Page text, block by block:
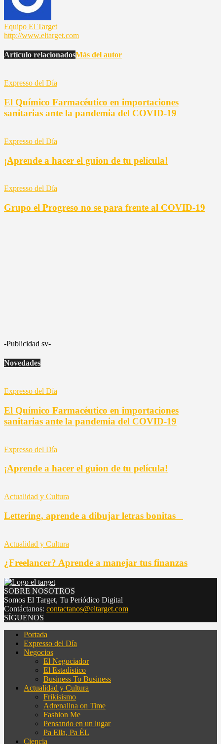
Equipo El Target
http://www.eltarget.com
Artículo relacionadosMás del autor
Expresso del Día
El Químico Farmacéutico en importaciones
sanitarias ante la pandemia del COVID-19
Expresso del Día
¡Aprende a hacer el guion de tu película!
Expresso del Día
Grupo el Progreso no se para frente al COVID-19
-Publicidad sv-
Novedades
Expresso del Día
El Químico Farmacéutico en importaciones
sanitarias ante la pandemia del COVID-19
Expresso del Día
¡Aprende a hacer el guion de tu película!
Actualidad y Cultura
Lettering, aprende a dibujar letras bonitas
Actualidad y Cultura
¿Freelancer? Aprende a manejar tus finanzas
SOBRE NOSOTROS
Somos El Target, Tu Periódico Digital
Contáctanos: contactanos@eltarget.com
SÍGUENOS
Portada
Expresso del Día
Negocios
El Negociador
El Estadístico
Business To Business
Actualidad y Cultura
Frikisismo
Adrenalina on Time
Fashion Me
Pensando en un lugar
Pa Ella, Pa ÉL
Ciencia